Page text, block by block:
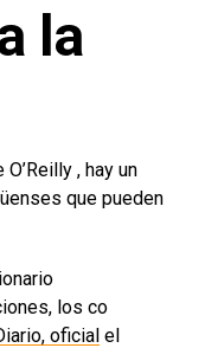
la
, hay un
que pueden
los co
oficial el